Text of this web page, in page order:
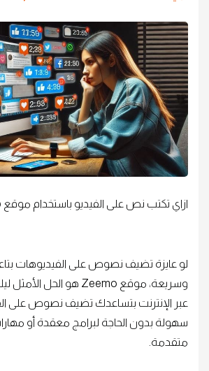
ازاي تكتب نص على الفيديو باستخدام موقع Zeemo؟
لو عايزة تضيف نصوص على الفيديوهات
عبر الإنترنت بتساعدك تضيف نصوص على
سهولة بدون الحاجة لبرامج معقدة أو
متقدمة.